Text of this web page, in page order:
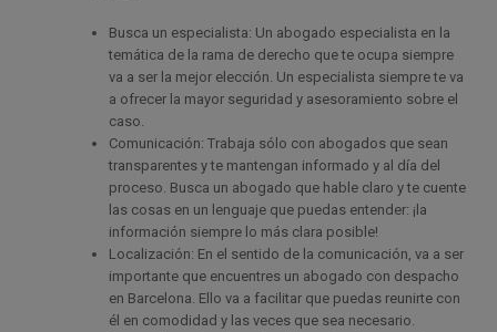
Busca un especialista: Un abogado especialista en la
temática de la rama de derecho que te ocupa siempre
va a ser la mejor elección. Un especialista siempre te va
a ofrecer la mayor seguridad y asesoramiento sobre el
caso.
Comunicación: Trabaja sólo con abogados que sean
transparentes y te mantengan informado y al día del
proceso. Busca un abogado que hable claro y te cuente
las cosas en un lenguaje que puedas entender: ¡la
información siempre lo más clara posible!
Localización: En el sentido de la comunicación, va a ser
importante que encuentres un abogado con despacho
en Barcelona. Ello va a facilitar que puedas reunirte con
él en comodidad y las veces que sea necesario.